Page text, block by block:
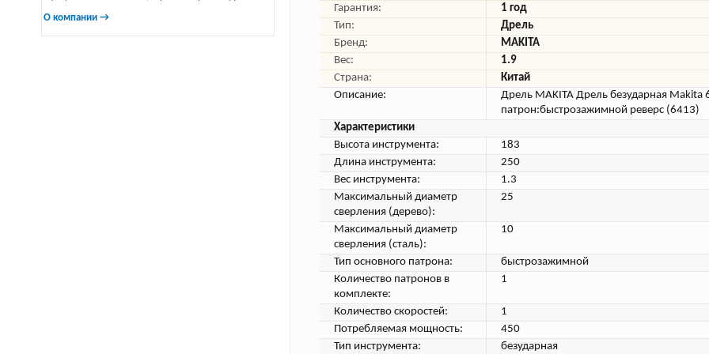
О компании →
Гарантия:
1 год
Тип:
Дрель
Бренд:
MAKITA
Вес:
1.9
Страна:
Китай
Описание:
Дрель MAKITA Дрель безударная Makita
патрон:быстрозажимной реверс (6413)
Характеристики
Высота инструмента:
183
Длина инструмента:
250
Вес инструмента:
1.3
Максимальный диаметр
сверления (дерево):
25
Максимальный диаметр
сверления (сталь):
10
Тип основного патрона:
быстрозажимной
Количество патронов в
комплекте:
1
Количество скоростей:
1
Потребляемая мощность:
450
Тип инструмента:
безударная